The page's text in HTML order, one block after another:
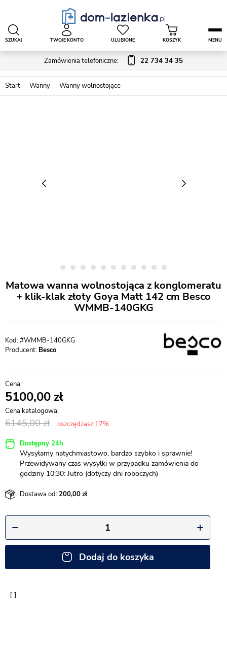
Zamówienia telefoniczne: 22 734 34 35
SZUKAJ TWOJE KONTO ULUBIONE KOSZYK MENU
Start Wanny Wanny wolnostojące
Matowa wanna wolnostojąca z konglomeratu
+ klik-klak złoty Goya Matt 142 cm Besco
WMMB-140GKG
#WMMB-140GKG
Producent: Besco
5100,00
6145,00 oszczędzasz 17%
Dostępny 24h
Wysyłamy natychmiastowo, bardzo szybko i sprawnie!
Przewidywany czas wysyłki w przypadku zamówienia do
godziny 10:30: Jutro (dotyczy dni roboczych)
Dostawa od:200,00
Dodaj do koszyka